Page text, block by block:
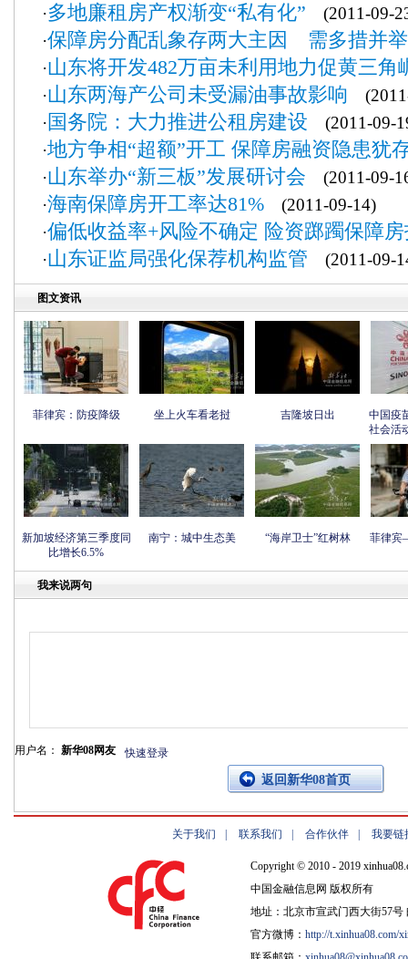
·多地廉租房产权渐变“私有化” (2011-09-
·保障房分配乱象存两大主因 需多措并
·山东将开发482万亩未利用地力促黄三角
·山东两海产公司未受漏油事故影响
·国务院：大力推进公租房建设 (2011-09-
·地方争相“超额”开工 保障房融资隐患犹
·山东举办“新三板”发展研讨会 (2011-09-
·海南保障房开工率达81% (2011-09-14)
·偏低收益率+风险不确定 险资踯躅保障
·山东证监局强化保荐机构监管 (2011-09-
图文资讯
菲律宾：防疫降级 坐上火车看老挝 吉隆坡日出
中国疫
社会活
新加坡经济第三季度同
比增长6.5%
南宁：城中生态美 “海岸卫士”红树林 菲律宾
我来说两句
用户名： 新华08网友 快速登录
返回新华08首页
关于我们 联系我们 合作伙伴 我要链
Copyright © 2010 - 2019
中国金融信息网 版权所有
地址：北京市宣武门西大街57号
官方微博： http://t.xinhua08.com/